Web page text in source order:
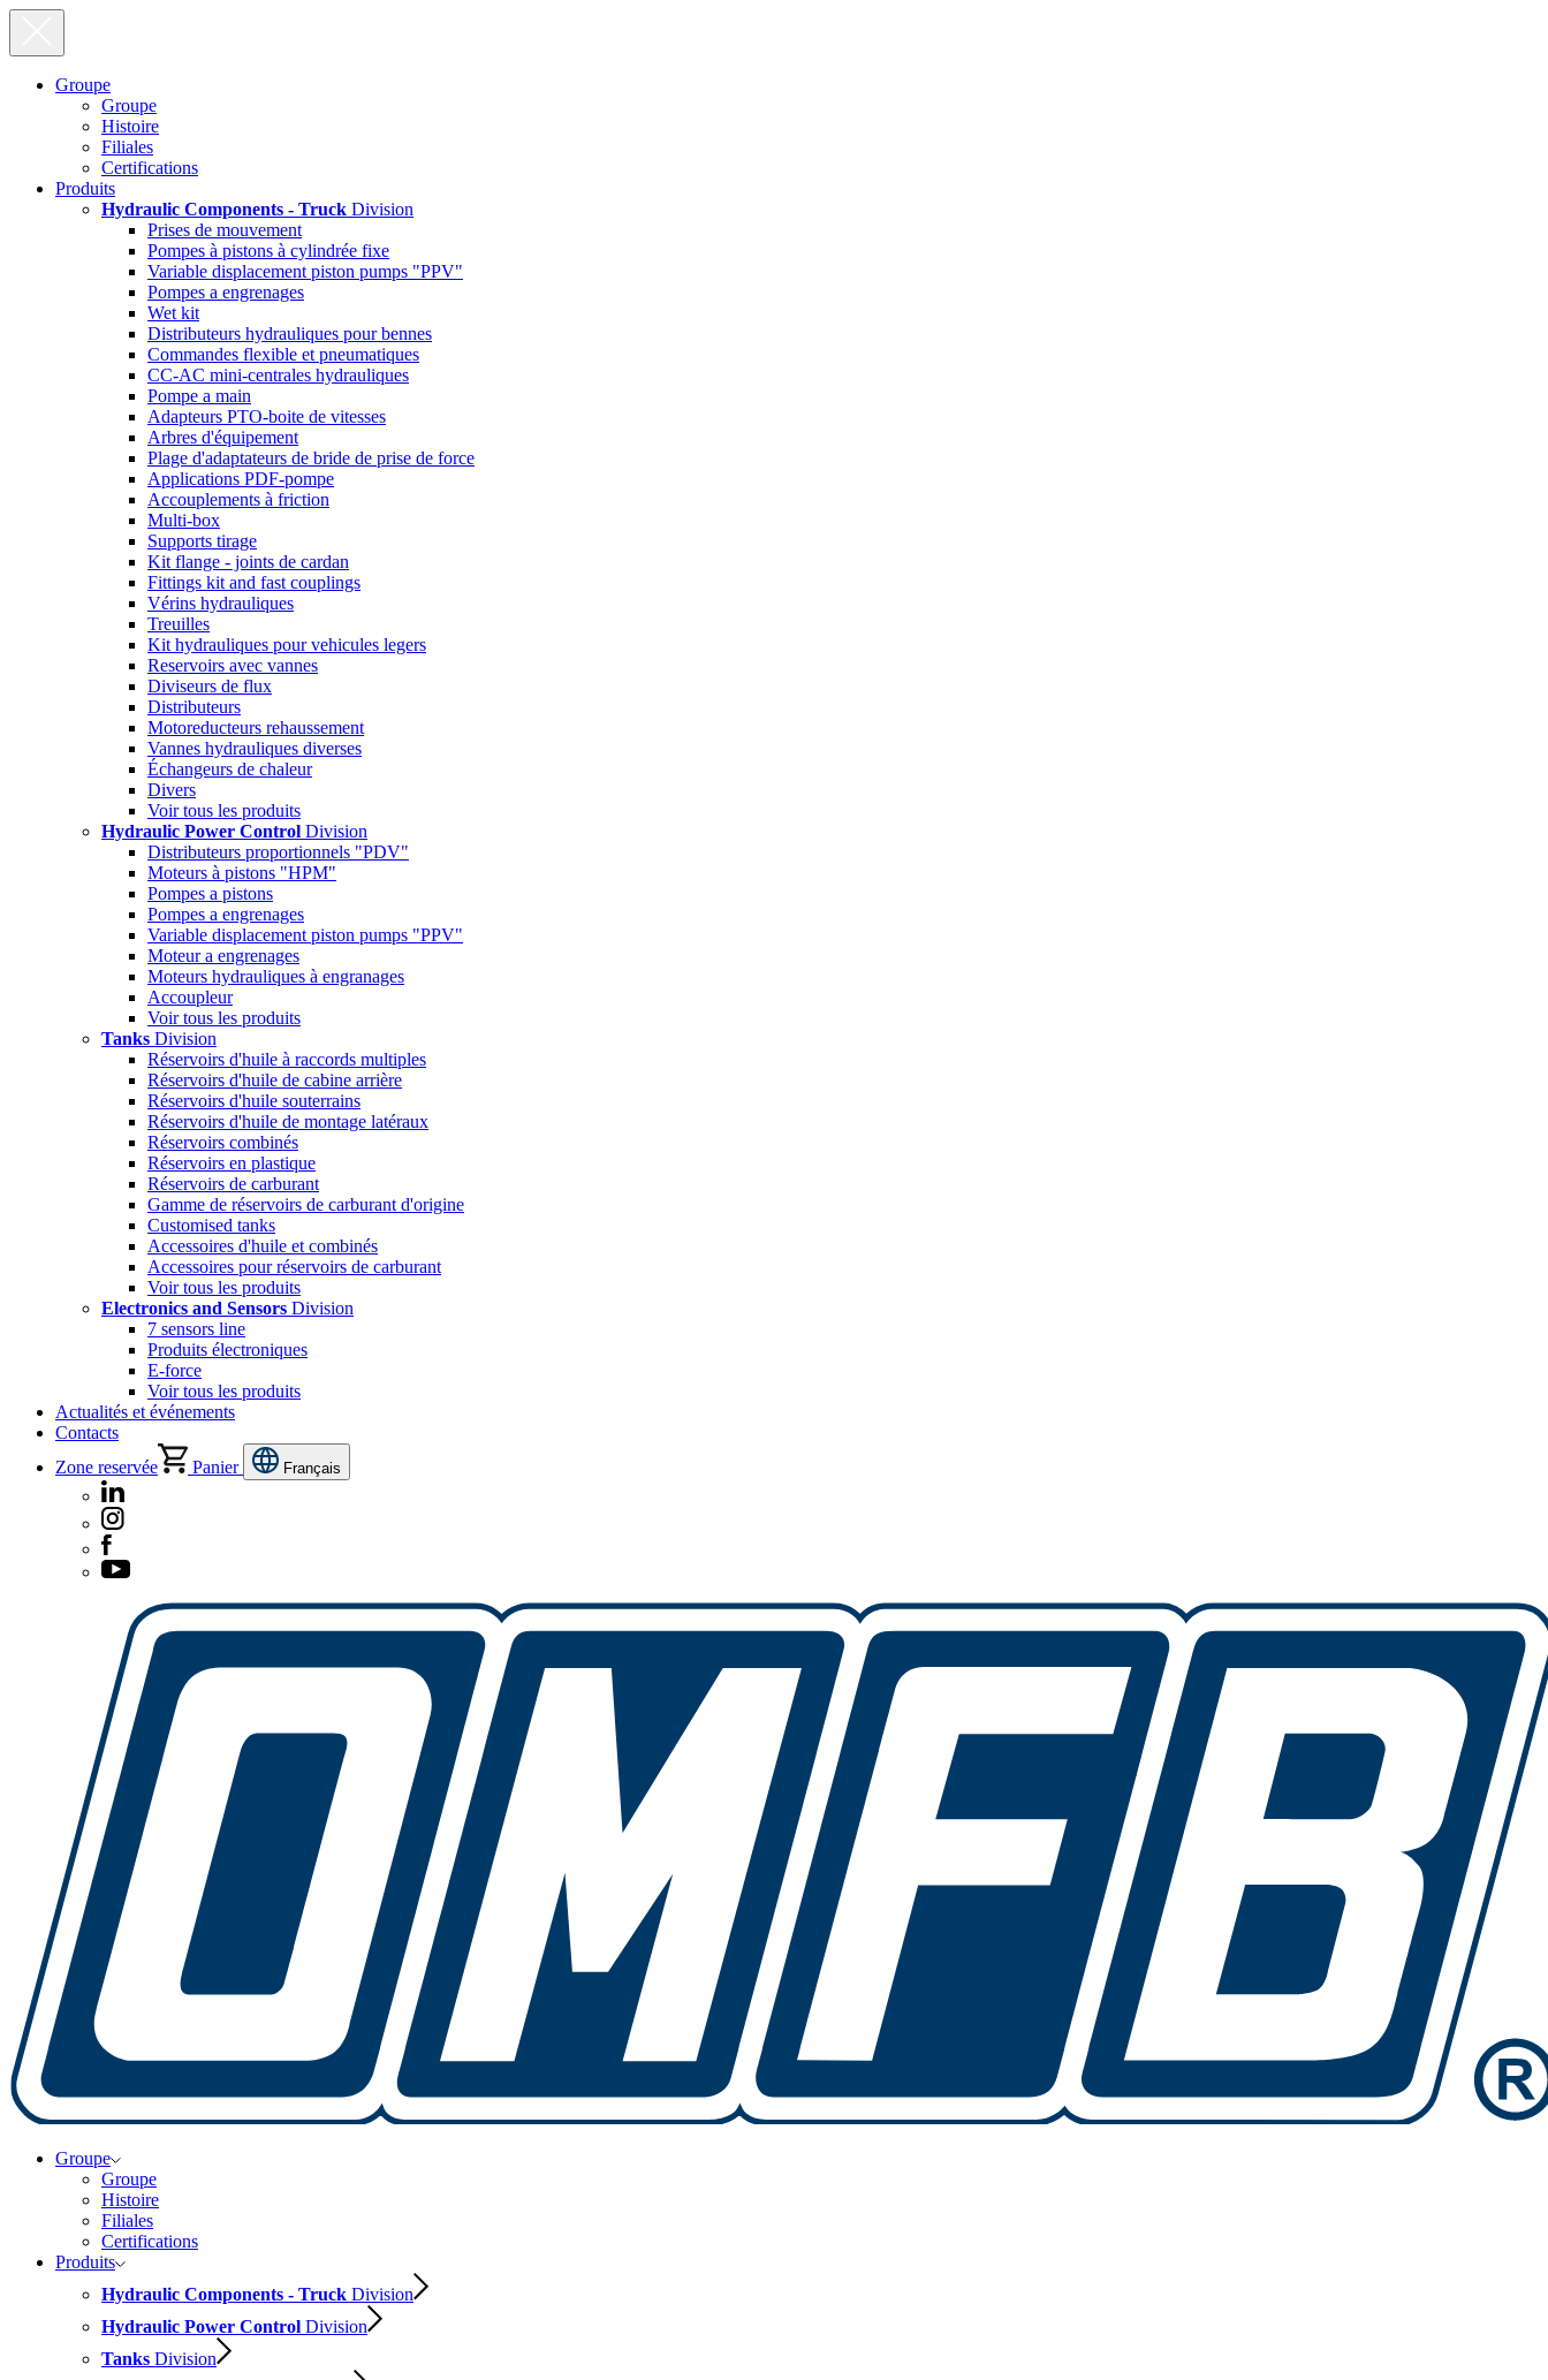
Groupe
Groupe
Histoire
Filiales
Certifications
Produits
Hydraulic Components - Truck Division
Prises de mouvement
Pompes à pistons à cylindrée fixe
Variable displacement piston pumps "PPV"
Pompes a engrenages
Wet kit
Distributeurs hydrauliques pour bennes
Commandes flexible et pneumatiques
CC-AC mini-centrales hydrauliques
Pompe a main
Adapteurs PTO-boite de vitesses
Arbres d'équipement
Plage d'adaptateurs de bride de prise de force
Applications PDF-pompe
Accouplements à friction
Multi-box
Supports tirage
Kit flange - joints de cardan
Fittings kit and fast couplings
Vérins hydrauliques
Treuilles
Kit hydrauliques pour vehicules legers
Reservoirs avec vannes
Diviseurs de flux
Distributeurs
Motoreducteurs rehaussement
Vannes hydrauliques diverses
Échangeurs de chaleur
Divers
Voir tous les produits
Hydraulic Power Control Division
Distributeurs proportionnels "PDV"
Moteurs à pistons "HPM"
Pompes a pistons
Pompes a engrenages
Variable displacement piston pumps "PPV"
Moteur a engrenages
Moteurs hydrauliques à engranages
Accoupleur
Voir tous les produits
Tanks Division
Réservoirs d'huile à raccords multiples
Réservoirs d'huile de cabine arrière
Réservoirs d'huile souterrains
Réservoirs d'huile de montage latéraux
Réservoirs combinés
Réservoirs en plastique
Réservoirs de carburant
Gamme de réservoirs de carburant d'origine
Customised tanks
Accessoires d'huile et combinés
Accessoires pour réservoirs de carburant
Voir tous les produits
Electronics and Sensors Division
7 sensors line
Produits électroniques
E-force
Voir tous les produits
Actualités et événements
Contacts
Zone reservée
Panier Français
Groupe
Groupe
Histoire
Filiales
Certifications
Produits
Hydraulic Components - Truck Division
Hydraulic Power Control Division
Tanks Division